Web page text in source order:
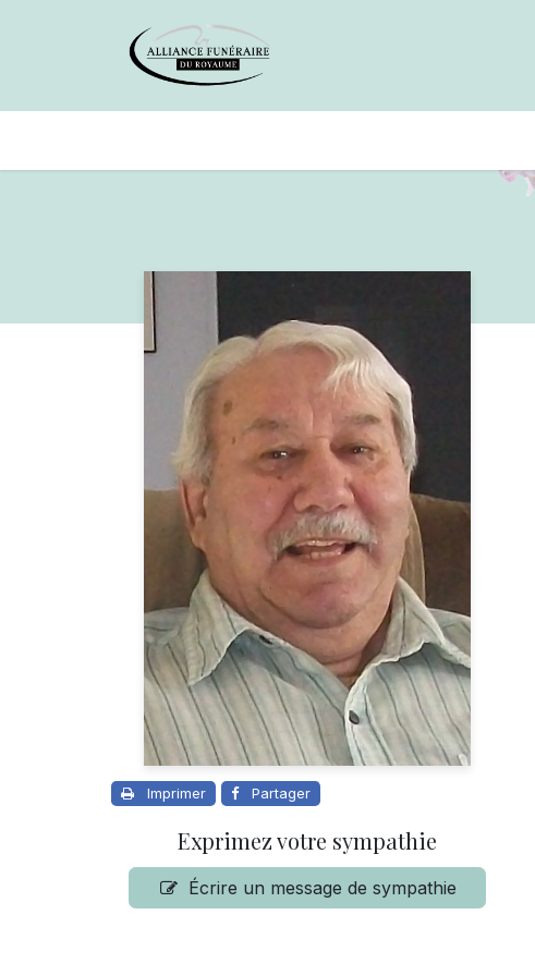
Imprimer Partager
Exprimez votre sympathie
Écrire un message de sympathie